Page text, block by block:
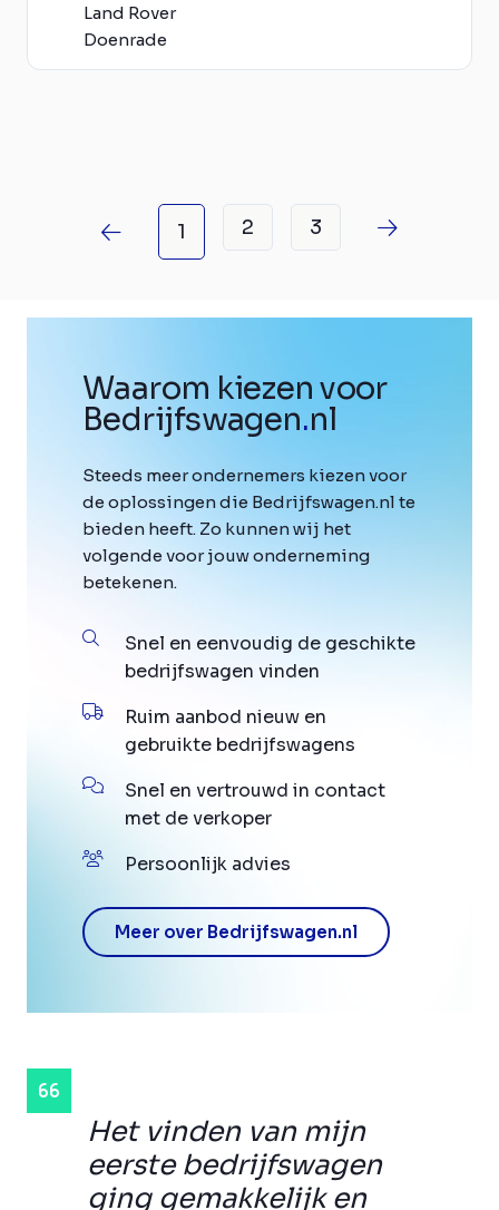
Land Rover
Doenrade
1 2 3
Het vinden van mijn
eerste bedrijfswagen
ging gemakkelijk en
Waarom kiezen voor
Bedrijfswagen.nl
Steeds meer ondernemers kiezen voor
de oplossingen die Bedrijfswagen.nl te
bieden heeft. Zo kunnen wij het
volgende voor jouw onderneming
betekenen.
Snel en eenvoudig de geschikte
bedrijfswagen vinden
Ruim aanbod nieuw en
gebruikte bedrijfswagens
Snel en vertrouwd in contact
met de verkoper
Persoonlijk advies
Meer over Bedrijfswagen.nl